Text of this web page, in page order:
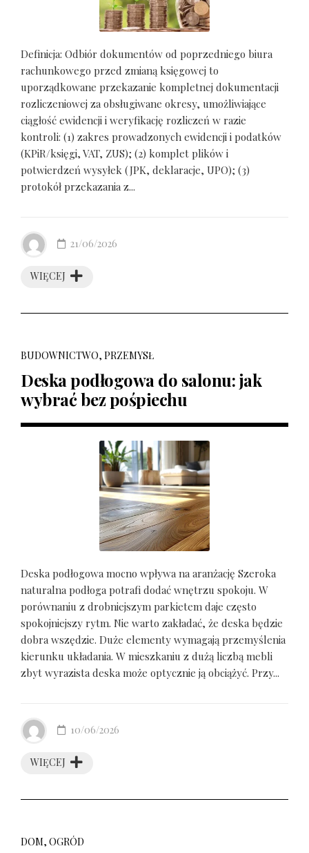
Definicja: Odbiór dokumentów od poprzedniego biura
rachunkowego przed zmianą księgowej to
uporządkowane przekazanie kompletnej dokumentacji
rozliczeniowej za obsługiwane okresy, umożliwiające
ciągłość ewidencji i weryfikację rozliczeń w razie
kontroli: (1) zakres prowadzonych ewidencji i podatków
(KPiR/księgi, VAT, ZUS); (2) komplet plików i
potwierdzeń wysyłek (JPK, deklaracje, UPO); (3)
protokół przekazania z...
WIĘCEJ
21/06/2026
BUDOWNICTWO, PRZEMYSŁ
Deska podłogowa do salonu: jak
wybrać bez pośpiechu
Deska podłogowa mocno wpływa na aranżację Szeroka
naturalna podłoga potrafi dodać wnętrzu spokoju. W
porównaniu z drobniejszym parkietem daje często
spokojniejszy rytm. Nie warto zakładać, że deska będzie
dobra wszędzie. Duże elementy wymagają przemyślenia
kierunku układania. W mieszkaniu z dużą liczbą mebli
zbyt wyrazista deska może optycznie ją obciążyć. Przy...
WIĘCEJ
10/06/2026
DOM, OGRÓD